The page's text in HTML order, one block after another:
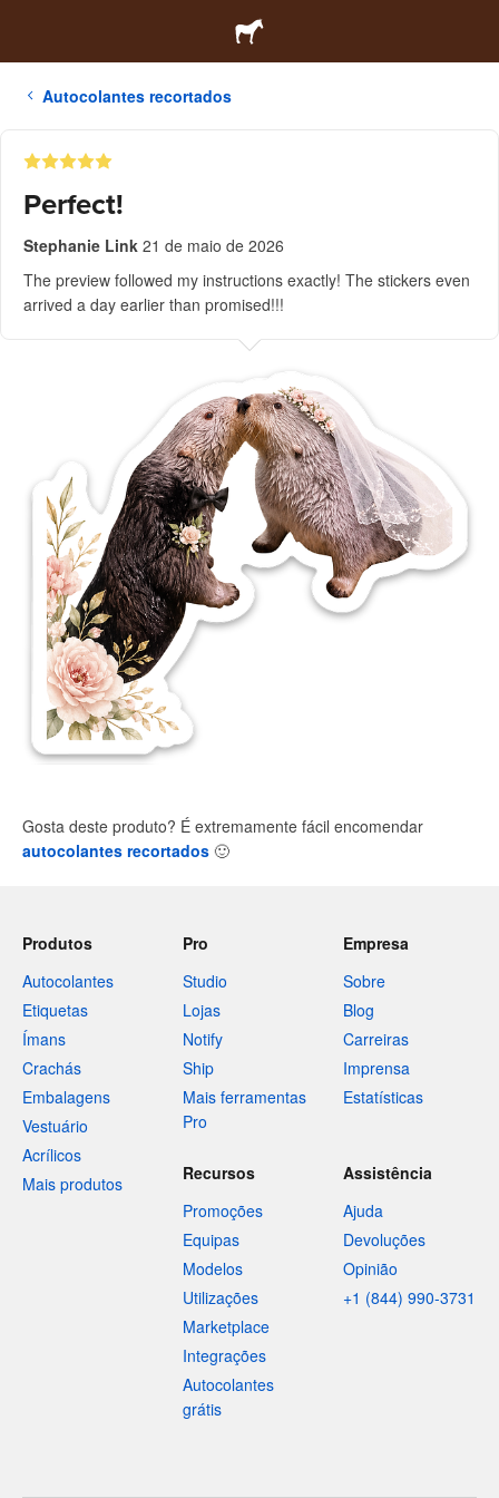
Autocolantes recortados
Perfect!
Stephanie Link 21 de maio de 2026
The preview followed my instructions exactly! The stickers even
arrived a day earlier than promised!!!
Gosta deste produto? É extremamente fácil encomendar
autocolantes recortados 🙂
Produtos
Autocolantes
Etiquetas
Ímans
Crachás
Embalagens
Vestuário
Acrílicos
Mais produtos
Pro
Studio
Lojas
Notify
Ship
Mais ferramentas
Pro
Empresa
Sobre
Blog
Carreiras
Imprensa
Estatísticas
Recursos
Promoções
Equipas
Modelos
Utilizações
Marketplace
Integrações
Autocolantes
grátis
Assistência
Ajuda
Devoluções
Opinião
+1 (844) 990-3731